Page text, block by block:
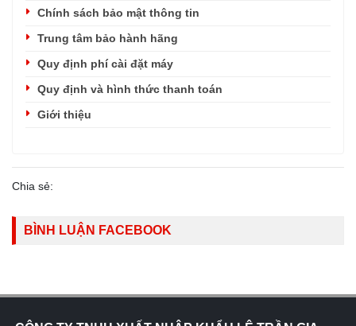
Chính sách bảo mật thông tin
Trung tâm bảo hành hãng
Quy định phí cài đặt máy
Quy định và hình thức thanh toán
Giới thiệu
Chia sẻ:
BÌNH LUẬN FACEBOOK